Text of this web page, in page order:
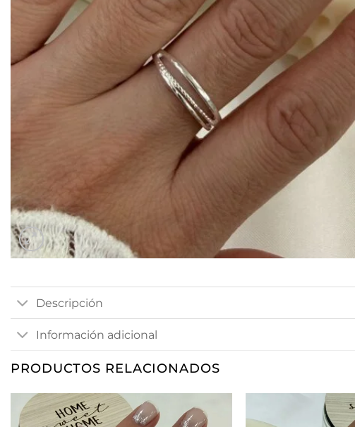
Descripción
Información adicional
PRODUCTOS RELACIONADOS